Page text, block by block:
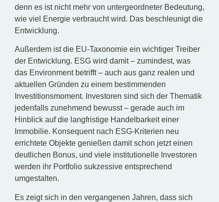
denn es ist nicht mehr von untergeordneter Bedeutung,
wie viel Energie verbraucht wird. Das beschleunigt die
Entwicklung.
Außerdem ist die EU-Taxonomie ein wichtiger Treiber
der Entwicklung. ESG wird damit – zumindest, was
das Environment betrifft – auch aus ganz realen und
aktuellen Gründen zu einem bestimmenden
Investitionsmoment. Investoren sind sich der Thematik
jedenfalls zunehmend bewusst – gerade auch im
Hinblick auf die langfristige Handelbarkeit einer
Immobilie. Konsequent nach ESG-Kriterien neu
errichtete Objekte genießen damit schon jetzt einen
deutlichen Bonus, und viele institutionelle Investoren
werden ihr Portfolio sukzessive entsprechend
umgestalten.
Es zeigt sich in den vergangenen Jahren, dass sich